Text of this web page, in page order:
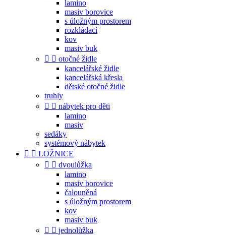
lamino
masiv borovice
s úložným prostorem
rozkládací
kov
masiv buk
  otočné židle
kancelářské židle
kancelářská křesla
dětské otočné židle
truhly
  nábytek pro děti
lamino
masiv
sedáky
systémový nábytek
  LOŽNICE
  dvoulůžka
lamino
masiv borovice
čalouněná
s úložným prostorem
kov
masiv buk
  jednolůžka